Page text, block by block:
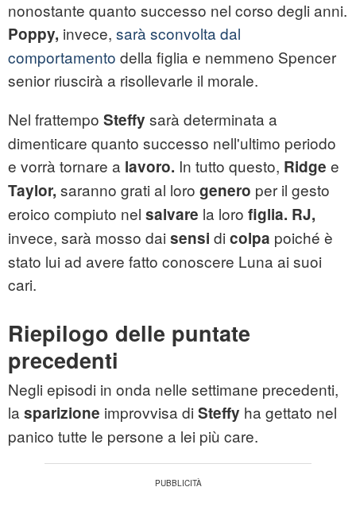
nonostante quanto successo nel corso degli anni.
Poppy, invece, sarà sconvolta dal
comportamento della figlia e nemmeno Spencer
senior riuscirà a risollevarle il morale.
Nel frattempo Steffy sarà determinata a
dimenticare quanto successo nell'ultimo periodo
e vorrà tornare a lavoro. In tutto questo, Ridge e
Taylor, saranno grati al loro genero per il gesto
eroico compiuto nel salvare la loro figlia. RJ,
invece, sarà mosso dai sensi di colpa poiché è
stato lui ad avere fatto conoscere Luna ai suoi
cari.
Riepilogo delle puntate
precedenti
Negli episodi in onda nelle settimane precedenti,
la sparizione improvvisa di Steffy ha gettato nel
panico tutte le persone a lei più care.